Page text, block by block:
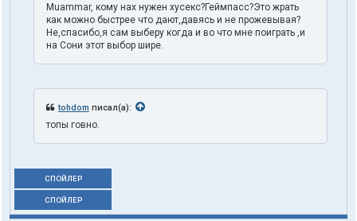
Muammar, кому нах нужен хусекс?Геймпасс?Это жрать
как можно быстрее что дают,давясь и не прожевывая?
Не,спасибо,я сам выберу когда и во что мне поиграть ,и
на Сони этот выбор шире.
tohdom писал(а):
топы говно.
СПОЙЛЕР
СПОЙЛЕР